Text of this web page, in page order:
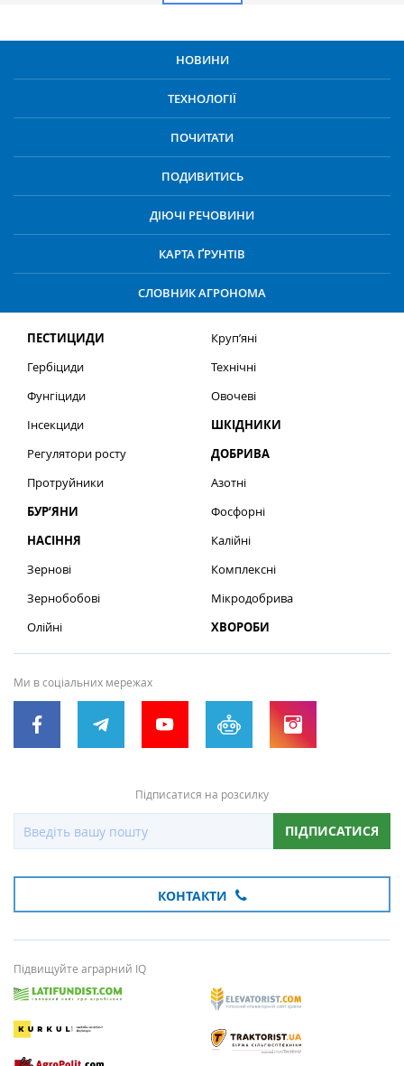
НОВИНИ
ТЕХНОЛОГІЇ
ПОЧИТАТИ
ПОДИВИТИСЬ
ДІЮЧІ РЕЧОВИНИ
КАРТА ҐРУНТІВ
СЛОВНИК АГРОНОМА
ПЕСТИЦИДИ
Гербіциди
Фунгіциди
Інсекциди
Регулятори росту
Протруйники
БУР’ЯНИ
НАСІННЯ
Зернові
Зернобобові
Олійні
Круп’яні
Технічні
Овочеві
ШКІДНИКИ
ДОБРИВА
Азотні
Фосфорні
Калійні
Комплексні
Мікродобрива
ХВОРОБИ
Ми в соціальних мережах
Підписатися на розсилку
ПІДПИСАТИСЯ
КОНТАКТИ
Підвищуйте аграрний IQ